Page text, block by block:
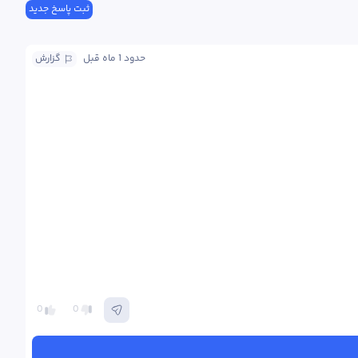
ثبت پاسخ جدید
گزارش حدود 1 ماه قبل
0 0